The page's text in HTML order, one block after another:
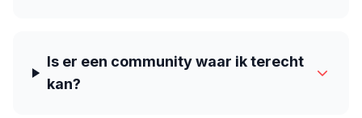
Is er een community waar ik terecht
kan?